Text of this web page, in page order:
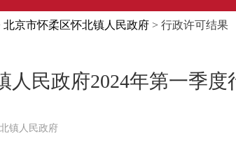
北京市怀柔区怀北镇人民政府 > 行政许可结果
人民政府2024年第一季
镇人民政府